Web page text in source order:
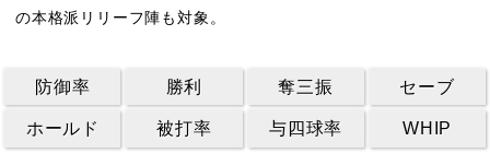
の本格派リリーフ陣も対象。
防御率 勝利 奪三振 セーブ
ホールド 被打率 与四球率 WHIP